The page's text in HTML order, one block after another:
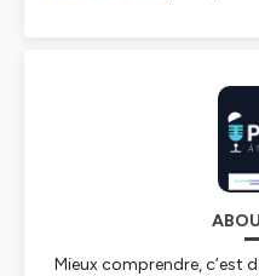
Mieux comprendre, c’est